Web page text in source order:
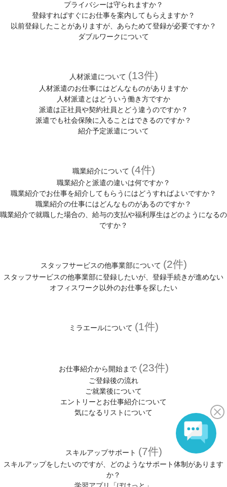
プライバシーは守られますか？
登録すればすぐにお仕事を案内してもらえますか？
以前登録したことがありますが、あらためて登録が必要ですか？
ダブルワークについて
人材派遣について (13件)
人材派遣のお仕事にはどんなものがありますか
人材派遣とはどういう働き方ですか
派遣は正社員や契約社員とどう違うのですか？
派遣でも社会保険に入ることはできるのですか？
紹介予定派遣について
職業紹介について (4件)
職業紹介と派遣の違いは何ですか？
職業紹介でお仕事を紹介してもらうにはどうすればよいですか？
職業紹介の仕事にはどんなものがあるのですか？
職業紹介で就職した場合の、給与の支払や福利厚生はどのようになるの
ですか？
スタッフサービスの他事業部について (2件)
スタッフサービスの他事業部に登録したいが、登録手続きが進めない
オフィスワーク以外のお仕事を探したい
ミラエールについて (1件)
お仕事紹介から開始まで (23件)
ご登録後の流れ
ご就業後について
エントリーとお仕事紹介について
気になるリストについて
スキルアップサポート (7件)
スキルアップをしたいのですが、どのようなサポート体制があります
か？